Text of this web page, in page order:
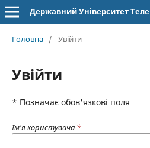
Державний Університет
Головна / Увійти
Увійти
* Позначає обов'язкові поля
Ім'я користувача *